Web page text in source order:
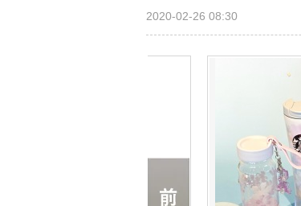
2020-02-26 08:30